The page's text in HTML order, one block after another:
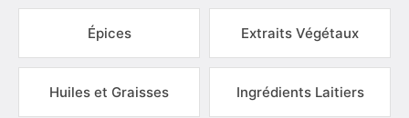
Épices Extraits Végétaux
Huiles et Graisses Ingrédients Laitiers